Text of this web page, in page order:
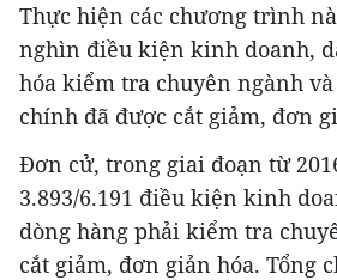
Thực hiện các chương trình
nghìn điều kiện kinh doanh,
hóa kiểm tra chuyên ngành
chính đã được cắt giảm, đơn
Đơn cử, trong giai đoạn từ
3.893/6.191 điều kiện kinh
dòng hàng phải kiểm tra
cắt giảm, đơn giản hóa. Tổng